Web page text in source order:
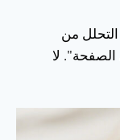
التحلل من
لا